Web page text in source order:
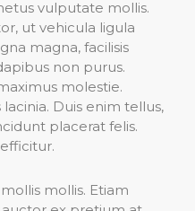
vulputate mollis.
ut vehicula ligula
magna, facilisis
non purus.
molestie.
Duis enim tellus,
placerat felis.
mollis. Etiam